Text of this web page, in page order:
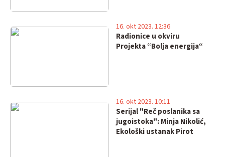
Radionice u okviru
Projekta “Bolja energija“
16. okt 2023. 12:36
Serijal "Reč poslanika sa
jugoistoka": Minja Nikolić,
Ekološki ustanak Pirot
16. okt 2023. 10:11